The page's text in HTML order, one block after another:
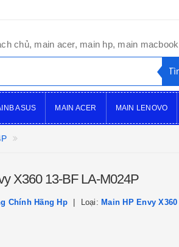
chủ, main acer, main hp, main
ASUS MAIN ACER MAIN LENOVO
X360 13-BF LA-M024P
Chính Hãng Hp Loại: Main HP Envy X360